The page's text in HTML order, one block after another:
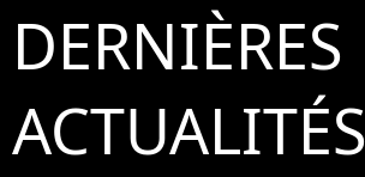
DERNIÈRES
ACTUALITÉS